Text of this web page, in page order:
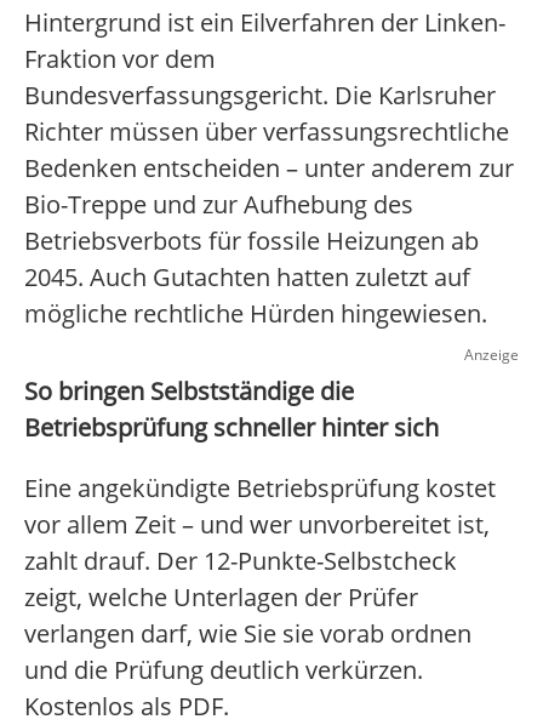
Hintergrund ist ein Eilverfahren der Linken-
Fraktion vor dem
Bundesverfassungsgericht. Die Karlsruher
Richter müssen über verfassungsrechtliche
Bedenken entscheiden – unter anderem zur
Bio-Treppe und zur Aufhebung des
Betriebsverbots für fossile Heizungen ab
2045. Auch Gutachten hatten zuletzt auf
mögliche rechtliche Hürden hingewiesen.
Anzeige
So bringen Selbstständige die
Betriebsprüfung schneller hinter sich
Eine angekündigte Betriebsprüfung kostet
vor allem Zeit – und wer unvorbereitet ist,
zahlt drauf. Der 12-Punkte-Selbstcheck
zeigt, welche Unterlagen der Prüfer
verlangen darf, wie Sie sie vorab ordnen
und die Prüfung deutlich verkürzen.
Kostenlos als PDF.